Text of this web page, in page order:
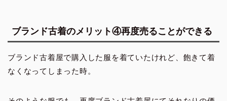
ブランド古着のメリット④再度売ることができる
ブランド古着屋で購入した服を着ていたけれど、飽きて着
なくなってしまった時。